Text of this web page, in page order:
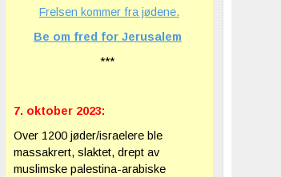
Frelsen kommer fra jødene.
Be om fred for Jerusalem
***
7. oktober 2023:
Over 1200 jøder/israelere ble
massakrert, slaktet, drept av
muslimske palestina-arabiske